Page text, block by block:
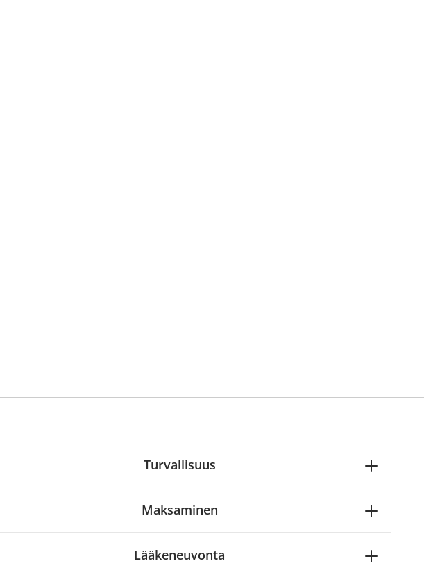
Turvallisuus
Maksaminen
Lääkeneuvonta